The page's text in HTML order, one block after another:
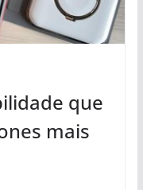
que
mais